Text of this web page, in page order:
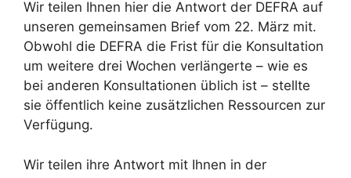
Wir teilen Ihnen hier die Antwort der DEFRA auf
unseren gemeinsamen Brief vom 22. März mit.
Obwohl die DEFRA die Frist für die Konsultation
um weitere drei Wochen verlängerte – wie es
bei anderen Konsultationen üblich ist – stellte
sie öffentlich keine zusätzlichen Ressourcen zur
Verfügung.
Wir teilen ihre Antwort mit Ihnen in der